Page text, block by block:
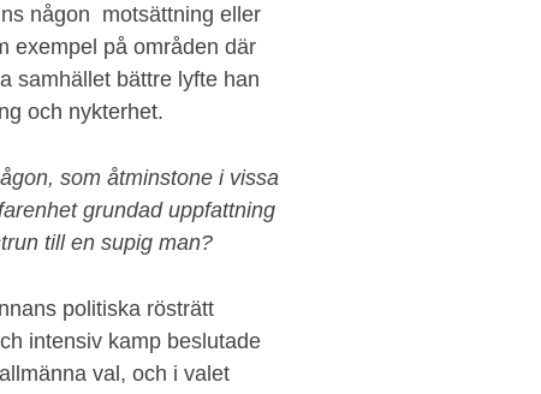
någon motsättning eller
exempel på områden där
samhället bättre lyfte han
och nykterhet.
som åtminstone i vissa
grundad uppfattning
till en supig man?
politiska rösträtt
intensiv kamp beslutade
val, och i valet